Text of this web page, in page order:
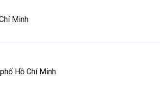
Minh
Hồ Chí Minh